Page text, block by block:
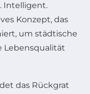
Intelligent.
Konzept, das
um städtische
Lebensqualität
das Rückgrat